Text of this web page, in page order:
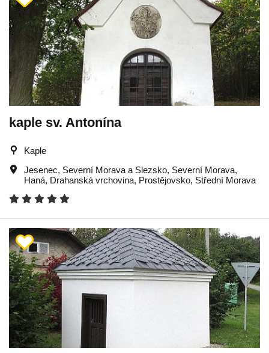
kaple sv. Antonína
Kaple
Jesenec, Severní Morava a Slezsko, Severní Morava,
Haná, Drahanská vrchovina, Prostějovsko, Střední Morava